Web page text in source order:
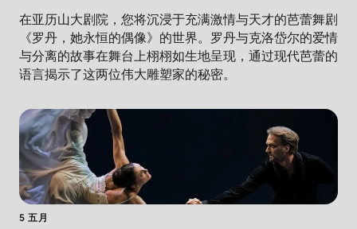
在亚历山大剧院，您将沉浸于充满激情与天才的芭蕾舞剧
《罗丹，她永恒的偶像》的世界。罗丹与克洛岱尔的爱情
与分离的故事在舞台上栩栩如生地呈现，通过现代芭蕾的
语言揭示了这两位伟大雕塑家的秘密。
5 五月